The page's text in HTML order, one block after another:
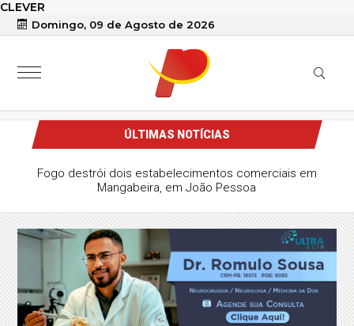
CLEVER
Domingo, 09 de Agosto de 2026
ÚLTIMAS NOTÍCIAS
prêmio acumulado de R$ 165 milhões
neste domingo